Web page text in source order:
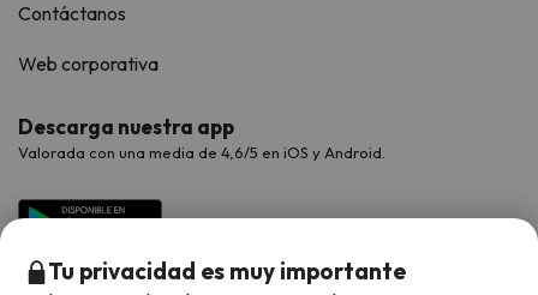
Contáctanos
Web corporativa
Descarga nuestra app
Valorada con una media de 4,6/5 en iOS y Android.
Tu privacidad es muy importante